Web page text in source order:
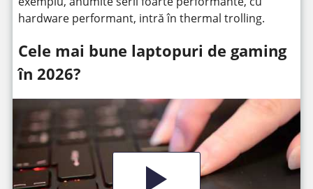
hardware performant, intră în thermal trolling.
Cele mai bune laptopuri de gaming
în 2026?